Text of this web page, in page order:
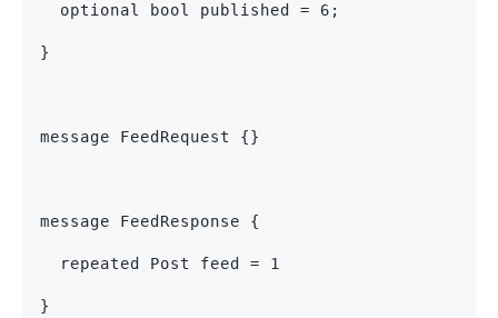
  optional bool published = 6;
}
message FeedRequest {}
message FeedResponse {
  repeated Post feed = 1
}